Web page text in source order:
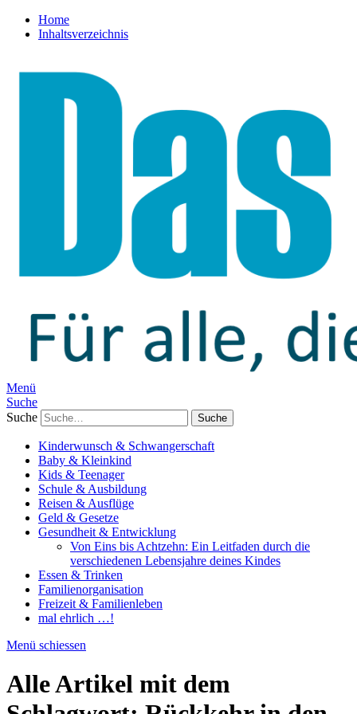
Home
Inhaltsverzeichnis
Menü
Suche
Suche
Kinderwunsch & Schwangerschaft
Baby & Kleinkind
Kids & Teenager
Schule & Ausbildung
Reisen & Ausflüge
Geld & Gesetze
Gesundheit & Entwicklung
Von Eins bis Achtzehn: Ein Leitfaden durch die
verschiedenen Lebensjahre deines Kindes
Essen & Trinken
Familienorganisation
Freizeit & Familienleben
mal ehrlich …!
Menü schiessen
Alle Artikel mit dem